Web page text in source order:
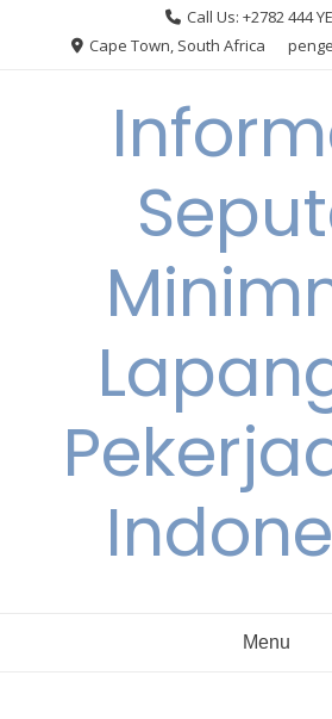
Call Us: +2782 444
Cape Town, South Africa
Menu